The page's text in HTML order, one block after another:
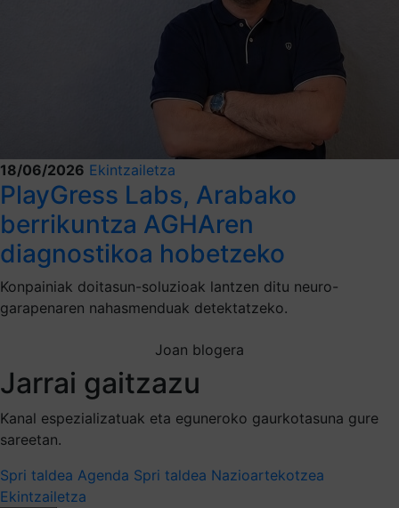
18/06/2026 Ekintzailetza
PlayGress Labs, Arabako
berrikuntza AGHAren
diagnostikoa hobetzeko
Konpainiak doitasun-soluzioak lantzen ditu neuro-
garapenaren nahasmenduak detektatzeko.
Joan blogera
Jarrai gaitzazu
Kanal espezializatuak eta eguneroko gaurkotasuna gure
sareetan.
Spri taldea Agenda Spri taldea Nazioartekotzea
Ekintzailetza